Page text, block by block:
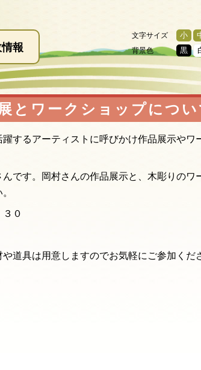
報
文字サイズ 小
背景色 黒
とワークショップについ
するアーティストに呼びかけ作品展示やワ
です。岡村さんの作品展示と、木彫りのワ
０
道具は用意しますのでお気軽にご参加くだ